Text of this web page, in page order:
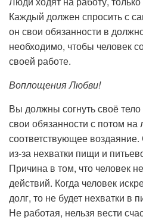
Каждый должен спросить с
он свои обязанности в
необходимо, чтобы человек
своей работе.
Воплощения Любви!
Вы должны согнуть своё
свои обязанности с потом на
соответствующее
из-за нехватки пищи и
Причина в том, что человек
действий. Когда человек
долг, то не будет нехватки в
Не работая, нельзя вести